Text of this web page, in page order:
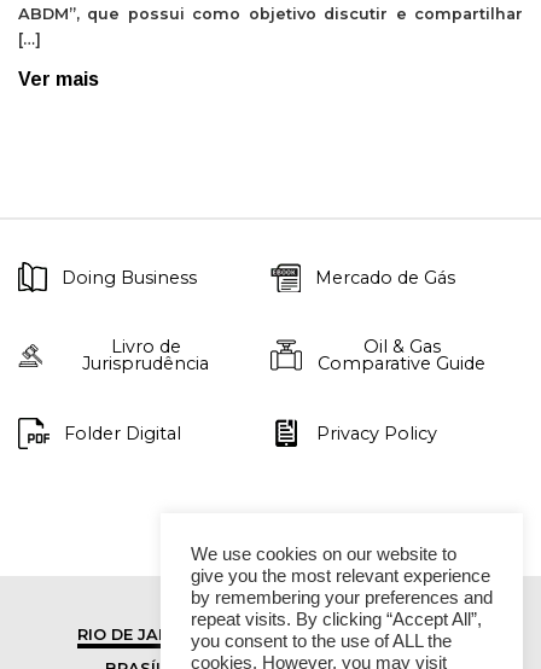
ABDM”, que possui como objetivo discutir e compartilhar
[…]
Ver mais
Doing Business Mercado de Gás
Livro de
Jurisprudência
Oil & Gas
Comparative Guide
Folder Digital Privacy Policy
RIO DE JANEIRO
SÃO PAULO
We use cookies on our website to
give you the most relevant experience
by remembering your preferences and
repeat visits. By clicking “Accept All”,
you consent to the use of ALL the
cookies. However, you may visit